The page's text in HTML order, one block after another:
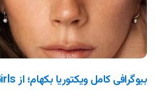
بیوگرافی کامل ویکتوریا بکهام؛ از Spice Girls تا امپراتوری مد